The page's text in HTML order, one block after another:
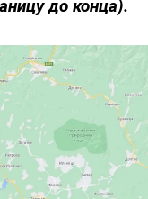
до конца).